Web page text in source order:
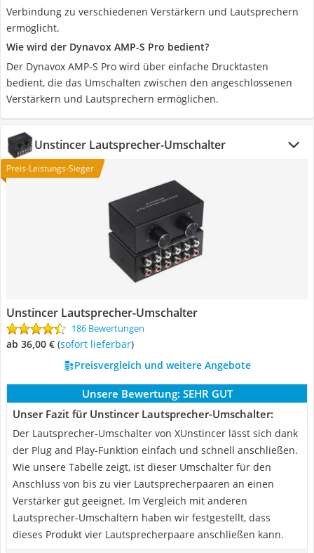
Verbindung zu verschiedenen Verstärkern und Lautsprechern
ermöglicht.
Wie wird der Dynavox AMP-S Pro bedient?
Der Dynavox AMP-S Pro wird über einfache Drucktasten
bedient, die das Umschalten zwischen den angeschlossenen
Verstärkern und Lautsprechern ermöglichen.
Unstincer Lautsprecher-Umschalter
Preis-Leistungs-Sieger
Unstincer Lautsprecher-Umschalter
186 Bewertungen
ab 36,00 € ( Sofort lieferbar)
Preisvergleich und weitere Angebote
Unsere Bewertung: SEHR GUT
Unser Fazit für Unstincer Lautsprecher-Umschalter:
Der Lautsprecher-Umschalter von XUnstincer lässt sich dank
der Plug and Play-Funktion einfach und schnell anschließen.
Wie unsere Tabelle zeigt, ist dieser Umschalter für den
Anschluss von bis zu vier Lautsprecherpaaren an einen
Verstärker gut geeignet. Im Vergleich mit anderen
Lautsprecher-Umschaltern haben wir festgestellt, dass
dieses Produkt vier Lautsprecherpaare anschließen kann.